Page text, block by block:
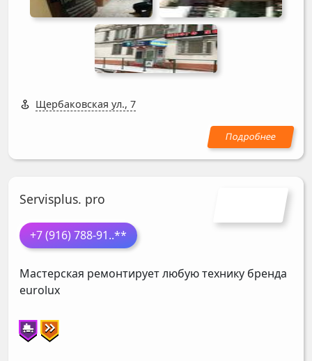
Щербаковская ул., 7
Servisplus. pro
+7 (916) 788-91..**
Мастерская ремонтирует любую технику бренда
eurolux